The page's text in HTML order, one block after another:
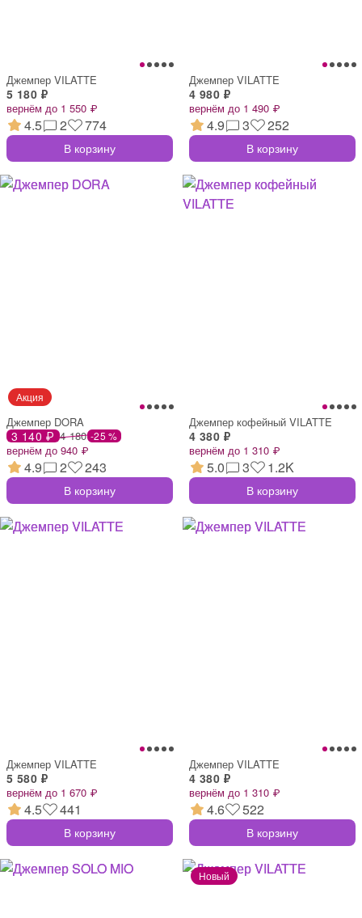
Джемпер VILATTE
5 180 ₽
вернём до 1 550 ₽
4.5 2 774
В корзину
Джемпер VILATTE
4 980 ₽
вернём до 1 490 ₽
4.9 3 252
В корзину
Джемпер DORA
3 140 ₽ 4 180 -25 %
вернём до 940 ₽
4.9 2 243
В корзину
Джемпер кофейный VILATTE
4 380 ₽
вернём до 1 310 ₽
5.0 3 1.2K
В корзину
Джемпер VILATTE
5 580 ₽
вернём до 1 670 ₽
4.5 441
В корзину
Джемпер VILATTE
4 380 ₽
вернём до 1 310 ₽
4.6 522
В корзину